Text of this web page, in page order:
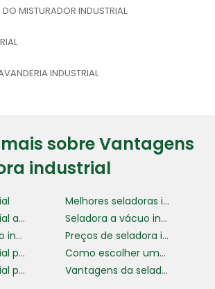
MISTURADOR INDUSTRIAL
INDUSTRIAL
sobre Vantagens
industrial
Melhores seladoras industriais
Seladora industrial automática
Seladora a vácuo industrial
Máquina a vacuo industrial
Preços de seladora industrial
Seladora industrial para embalagens
Como escolher uma seladora industrial
Seladora industrial para frutas e verduras
Vantagens da seladora industrial